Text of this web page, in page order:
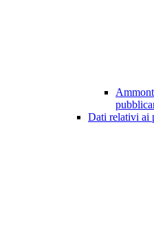
Dati relativi ai